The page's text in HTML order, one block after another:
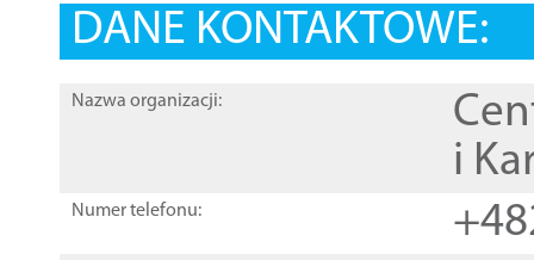
DANE KONTAKTOWE:
Nazwa organizacji:
i
Numer telefonu: